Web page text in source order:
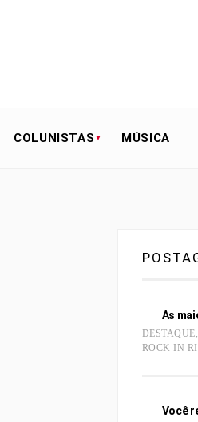
COLUNISTAS MÚSICA
As
DESTAQUE,
ROCK IN
Você